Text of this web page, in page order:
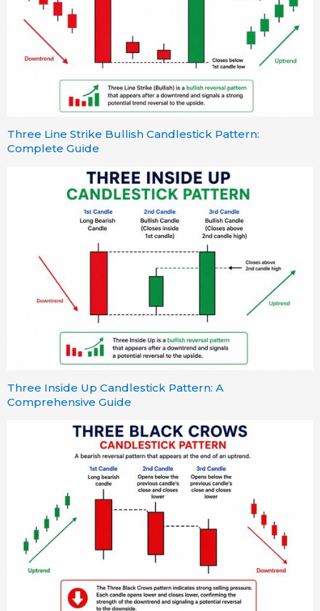
Three Line Strike Bullish Candlestick Pattern:
Complete Guide
Three Inside Up Candlestick Pattern: A
Comprehensive Guide